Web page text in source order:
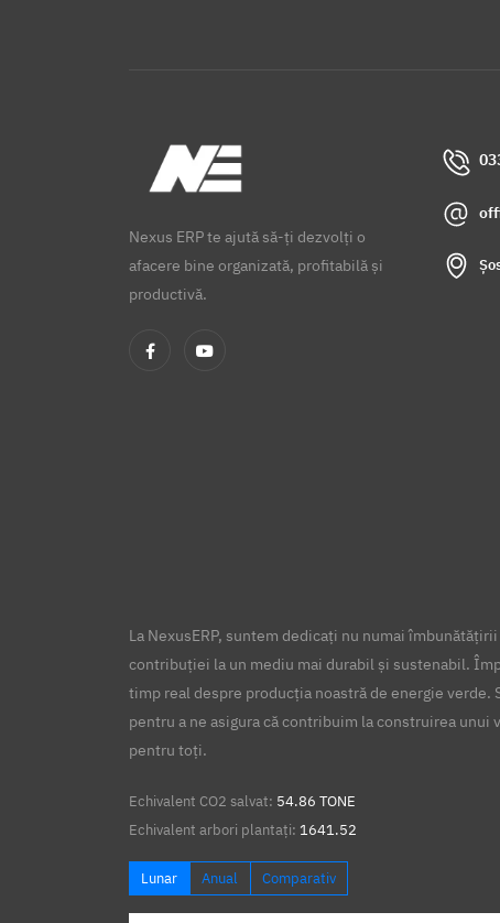
Nexus ERP te ajută să-ți dezvolți o
afacere bine organizată, profitabilă și
productivă.
La NexusERP, suntem dedicați nu numai
contribuției la un mediu mai durabil și sustenabil.
timp real despre producția noastră de energie verde.
pentru a ne asigura că contribuim la construirea unui
pentru toți.
Echivalent CO2 salvat: 54.86 TONE
Echivalent arbori plantați: 1641.52
Lunar Anual Comparativ